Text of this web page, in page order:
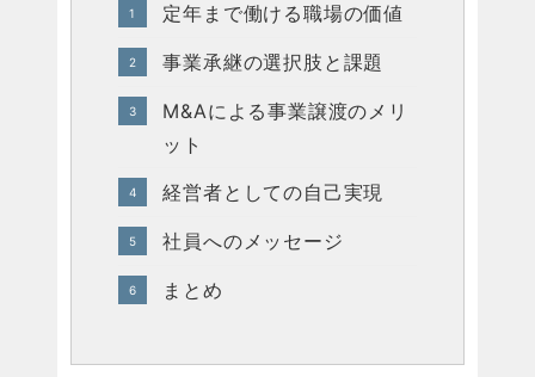
定年まで働ける職場の価値
事業承継の選択肢と課題
M&Aによる事業譲渡のメリ
ット
経営者としての自己実現
社員へのメッセージ
まとめ